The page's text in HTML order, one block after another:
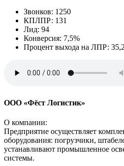
Звонков: 1250
КПЛПР: 131
Лид: 94
Конверсия: 7,5%
Процент выхода на ЛПР:
ООО «Фёст Логистик»
О компании:
Предприятие осуществляет
оборудования: погрузчики,
устанавливают промышленное
системы.